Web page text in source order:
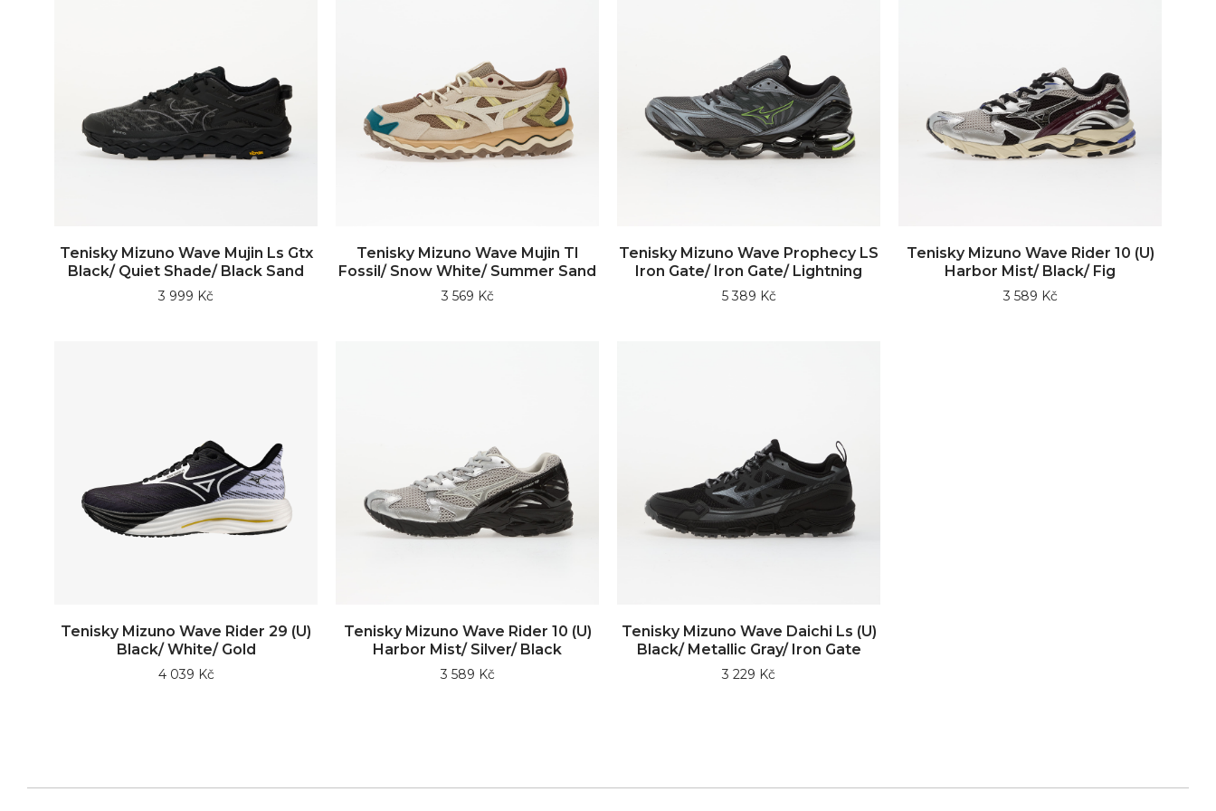
Tenisky Mizuno Wave Mujin Ls Gtx
Black/ Quiet Shade/ Black Sand
3 999 Kč
Tenisky Mizuno Wave Mujin Tl
Fossil/ Snow White/ Summer Sand
3 569 Kč
Tenisky Mizuno Wave Prophecy LS
Iron Gate/ Iron Gate/ Lightning
5 389 Kč
Tenisky Mizuno Wave Rider 10 (U)
Harbor Mist/ Black/ Fig
3 589 Kč
Tenisky Mizuno Wave Rider 29 (U)
Black/ White/ Gold
4 039 Kč
Tenisky Mizuno Wave Rider 10 (U)
Harbor Mist/ Silver/ Black
3 589 Kč
Tenisky Mizuno Wave Daichi Ls (U)
Black/ Metallic Gray/ Iron Gate
3 229 Kč